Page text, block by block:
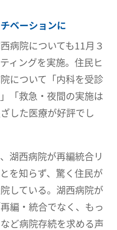
ベーションに
病院についても11月３
ィングを実施。住民ヒ
について「内科を受診
「救急・夜間の実施は
した医療が好評でし
湖西病院が再編統合リ
を知らず、驚く住民が
している。湖西病院が
編・統合でなく、もっ
ど病院存続を求める声